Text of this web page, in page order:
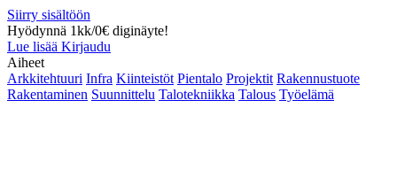
Siirry sisältöön
Hyödynnä 1kk/0€ diginäyte!
Lue lisää Kirjaudu
Aiheet
Arkkitehtuuri Infra Kiinteistöt Pientalo Projektit Rakennustuote
Rakentaminen Suunnittelu Talotekniikka Talous Työelämä